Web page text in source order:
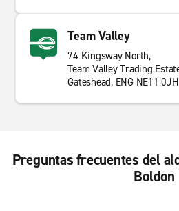
Team Valley
74 Kingsway North,
Team Valley Trading
Gateshead, ENG NE11 0JH
Preguntas frecuentes del
Boldon